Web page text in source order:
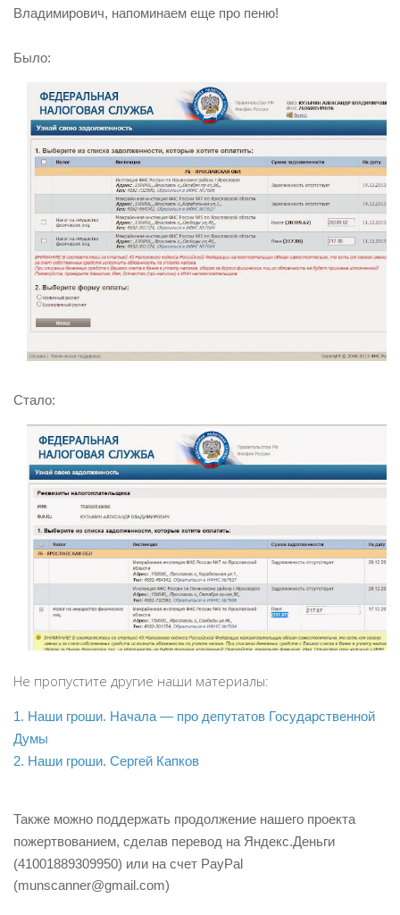
Владимирович, напоминаем еще про пеню!
Было:
Стало:
Не пропустите другие наши материалы:
1. Наши гроши. Начала — про депутатов Государственной
Думы
2. Наши гроши. Сергей Капков
Также можно поддержать продолжение нашего проекта
пожертвованием, сделав перевод на Яндекс.Деньги
(41001889309950) или на счет PayPal
(munscanner@gmail.com)